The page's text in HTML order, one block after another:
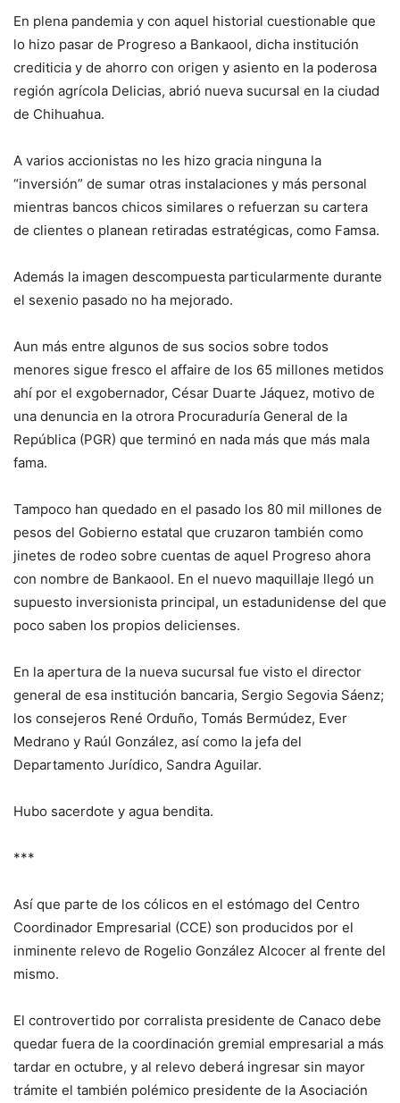
En plena pandemia y con aquel historial cuestionable que
lo hizo pasar de Progreso a Bankaool, dicha institución
crediticia y de ahorro con origen y asiento en la poderosa
región agrícola Delicias, abrió nueva sucursal en la ciudad
de Chihuahua.
A varios accionistas no les hizo gracia ninguna la
“inversión” de sumar otras instalaciones y más personal
mientras bancos chicos similares o refuerzan su cartera
de clientes o planean retiradas estratégicas, como Famsa.
Además la imagen descompuesta particularmente durante
el sexenio pasado no ha mejorado.
Aun más entre algunos de sus socios sobre todos
menores sigue fresco el affaire de los 65 millones metidos
ahí por el exgobernador, César Duarte Jáquez, motivo de
una denuncia en la otrora Procuraduría General de la
República (PGR) que terminó en nada más que más mala
fama.
Tampoco han quedado en el pasado los 80 mil millones de
pesos del Gobierno estatal que cruzaron también como
jinetes de rodeo sobre cuentas de aquel Progreso ahora
con nombre de Bankaool. En el nuevo maquillaje llegó un
supuesto inversionista principal, un estadunidense del que
poco saben los propios delicienses.
En la apertura de la nueva sucursal fue visto el director
general de esa institución bancaria, Sergio Segovia Sáenz;
los consejeros René Orduño, Tomás Bermúdez, Ever
Medrano y Raúl González, así como la jefa del
Departamento Jurídico, Sandra Aguilar.
Hubo sacerdote y agua bendita.
***
Así que parte de los cólicos en el estómago del Centro
Coordinador Empresarial (CCE) son producidos por el
inminente relevo de Rogelio González Alcocer al frente del
mismo.
El controvertido por corralista presidente de Canaco debe
quedar fuera de la coordinación gremial empresarial a más
tardar en octubre, y al relevo deberá ingresar sin mayor
trámite el también polémico presidente de la Asociación